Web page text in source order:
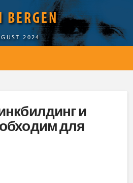
2024
и
для